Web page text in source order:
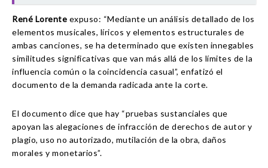
René Lorente expuso: “Mediante un análisis detallado de los
elementos musicales, líricos y elementos estructurales de
ambas canciones, se ha determinado que existen innegables
similitudes significativas que van más allá de los límites de la
influencia común o la coincidencia casual”, enfatizó el
documento de la demanda radicada ante la corte.
El documento dice que hay “pruebas sustanciales que
apoyan las alegaciones de infracción de derechos de autor y
plagio, uso no autorizado, mutilación de la obra, daños
morales y monetarios”.